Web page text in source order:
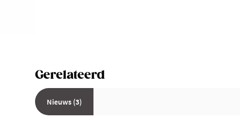
Gerelateerd
Nieuws (3)